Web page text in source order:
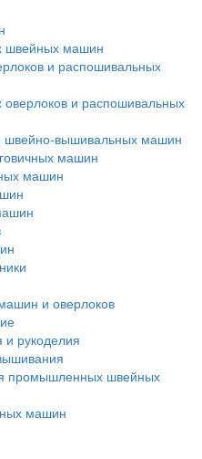
швейных машин
и распошивальных
и распошивальных
швейно-вышивальных машин
машин
машин
и оверлоков
и рукоделия
промышленных швейных
машин